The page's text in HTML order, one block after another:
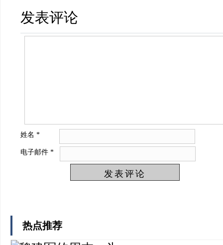
发表评论
姓名 *
电子邮件 *
热点推荐